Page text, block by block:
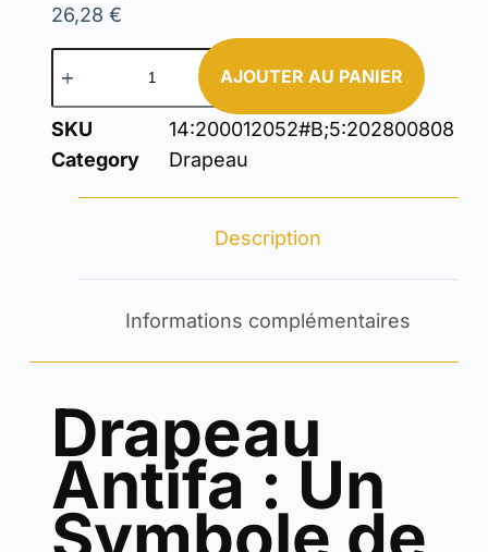
26,28 €
AJOUTER AU PANIER
SKU
14:200012052#B;5:202800808
Category
Drapeau
Description
Informations complémentaires
Drapeau
Antifa : Un